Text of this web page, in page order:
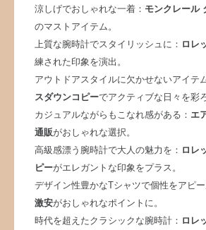
涼しげでおしゃれな一着： モンクレール
のマストアイテム。
上質な腕時計でスタイリッシュに： ロレ
練された印象を演出。
アウトドアスタイルに欠かせないアイテ
スダウンコピーでアクティブな日々を彩ろ
カジュアルながらもこなれ感がある： エ
通販がおしゃれな選択。
高級感漂う腕時計で大人の魅力を： ロレ
ピーがエレガントな印象をプラス。
デザイン性豊かなTシャツで個性をアピー
激安がおしゃれなポイントに。
時代を超えたクラシックな腕時計： ロレ